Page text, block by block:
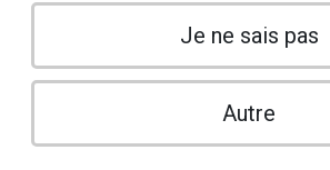
Je ne sais pas
Autre